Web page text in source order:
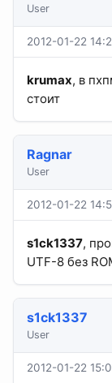
User
2012-01-22
krumax, в
стоит
Ragnar
User
2012-01-22
s1ck1337,
UTF-8 без
s1ck1337
User
2012-01-22